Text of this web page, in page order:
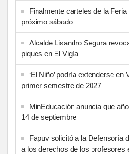
Finalmente carteles de la Feria
próximo sábado
Alcalde Lisandro Segura
piques en El Vigía
‘El Niño’ podría extenderse en
primer semestre de 2027
MinEducación anuncia que
14 de septiembre
Fapuv solicitó a la Defensoría
a los derechos de los profesores